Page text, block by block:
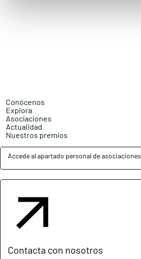
Conócenos
Explora
Asociaciones
Actualidad
Nuestros premios
Accede al apartado personal de asociaciones
Contacta con nosotros